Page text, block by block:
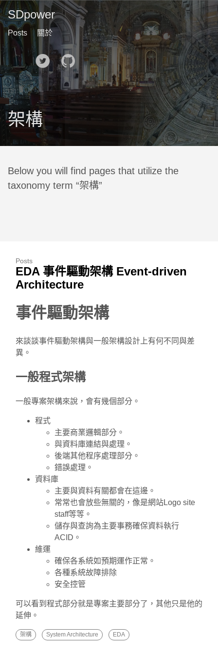
SDpower
Posts 關於
🌙
架構
Below you will find pages that utilize the
taxonomy term “架構”
Posts
EDA 事件驅動架構 Event-driven
Architecture
事件驅動架構
來談談事件驅動架構與一般架構設計上有何不同與差
異。
一般程式架構
一般專案架構來說，會有幾個部分。
程式
主要商業邏輯部分。
與資料庫連結與處理。
後端其他程序處理部分。
錯誤處理。
資料庫
主要與資料有關都會在這邊。
常常也會放些無關的，像是網站Logo site
staff等等。
儲存與查詢為主要事務確保資料執行
ACID。
維運
確保各系統如預期運作正常。
各種系統故障排除
安全控管
可以看到程式部分就是專案主要部分了，其他只是他的
延伸。
架構 System Architecture EDA